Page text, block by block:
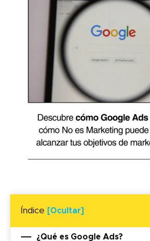
Índice [Ocultar]
¿Qué es Google Ads?